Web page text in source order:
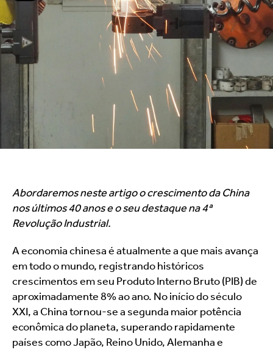
CRESCIMENTO
INDUSTRIAL
NA CHINA
Abordaremos neste artigo o crescimento da China
nos últimos 40 anos e o seu destaque na 4ª
Revolução Industrial.
A economia chinesa é atualmente a que mais avança
em todo o mundo, registrando históricos
crescimentos em seu Produto Interno Bruto (PIB) de
aproximadamente 8% ao ano. No início do século
XXI, a China tornou-se a segunda maior potência
econômica do planeta, superando rapidamente
países como Japão, Reino Unido, Alemanha e